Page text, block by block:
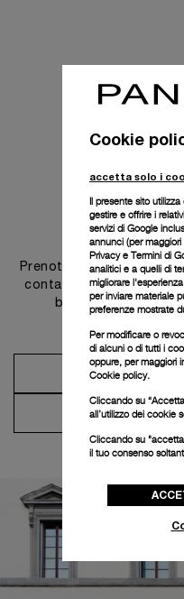
Prenota un
contatta il nostro
beneficiare dei
Prendi
Cookie
accetta solo i
Il presente sito
gestire e offrire i
servizi di Google
annunci (per
Privacy e Termini di
analitici e a quelli di
migliorare
per inviare materiale
preferenze mostrate
Per modificare o
di alcuni o di tutti i
oppure, per maggiori
Cookie policy.
Cliccando su
all’utilizzo dei cookie
Cliccando su
il tuo consenso